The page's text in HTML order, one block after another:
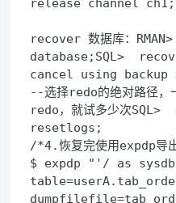
release channel
recover 数据库：
database;SQL>
cancel using
--选择redo的绝对路径，
redo，就试多少次
resetlogs;
/*4.恢复完使用expdp导
$ expdp "'/ as